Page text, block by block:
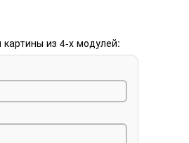
из 4-х модулей: